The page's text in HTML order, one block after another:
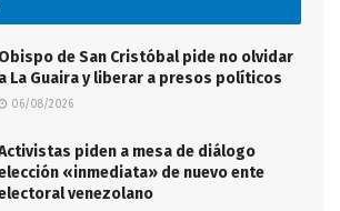
Obispo de San Cristóbal pide no olvidar
a La Guaira y liberar a presos políticos
06/08/2026
piden a mesa de diálogo
«inmediata» de nuevo ente
venezolano